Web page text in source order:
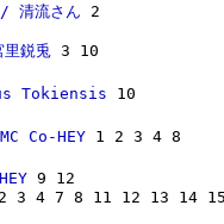
/ 清流さん
鋭兎
Tokiensis
Co-HEY